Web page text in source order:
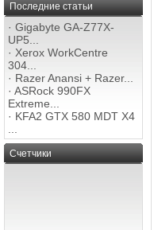
Последние статьи
· Gigabyte GA-Z77X-
UP5...
· Xerox WorkCentre
304...
· Razer Anansi + Razer...
· ASRock 990FX
Extreme...
· KFA2 GTX 580 MDT X4
Счетчики